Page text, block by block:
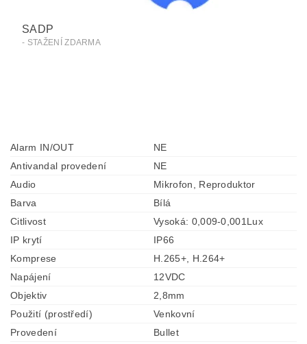
SADP
- STAŽENÍ ZDARMA
Alarm IN/OUT
NE
Antivandal provedení
NE
Audio
Mikrofon, Reproduktor
Barva
Bílá
Citlivost
Vysoká: 0,009-0,001Lux
IP krytí
IP66
Komprese
H.265+, H.264+
Napájení
12VDC
Objektiv
2,8mm
Použití (prostředí)
Venkovní
Provedení
Bullet